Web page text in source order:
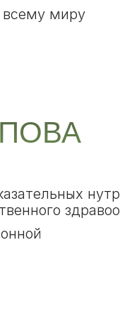
всему миру